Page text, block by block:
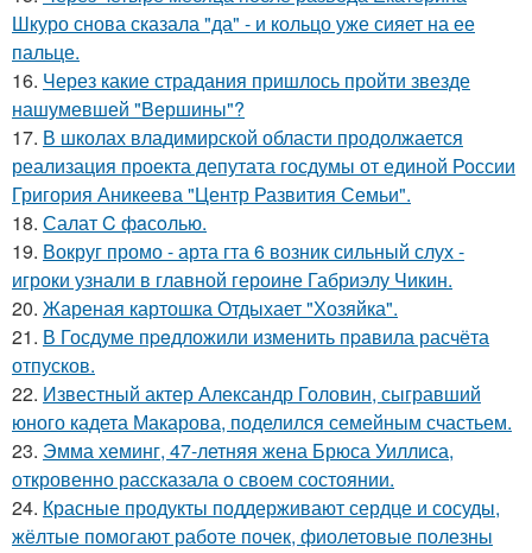
Шкуро снова сказала "да" - и кольцо уже сияет на ее
пальце.
16. Через какие страдания пришлось пройти звезде
нашумевшей "Вершины"?
17. В школах владимирской области продолжается
реализация проекта депутата госдумы от единой России
Григория Аникеева "Центр Развития Семьи".
18. Салат C фaсoлью.
19. Вокруг промо - арта гта 6 возник сильный слух -
игроки узнали в главной героине Габриэлу Чикин.
20. Жареная картошка Отдыхает "Хозяйка".
21. В Госдуме пpeдложили изменить пpaвила расчёта
отпусков.
22. Известный актер Александр Головин, сыгравший
юного кадета Макарова, поделился семейным счастьем.
23. Эмма хеминг, 47-летняя жена Брюса Уиллиса,
откровенно рассказала о своем состоянии.
24. Красные продукты поддерживают сердце и сосуды,
жёлтые помогают работе почек, фиолетовые полезны